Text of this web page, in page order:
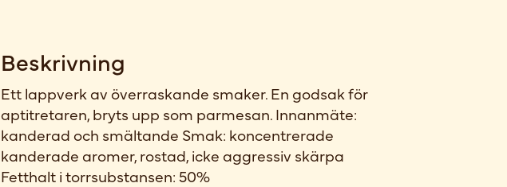
Beskrivning
Ett lappverk av överraskande smaker. En godsak för
aptitretaren, bryts upp som parmesan. Innanmäte:
kanderad och smältande Smak: koncentrerade
kanderade aromer, rostad, icke aggressiv skärpa
Fetthalt i torrsubstansen: 50%